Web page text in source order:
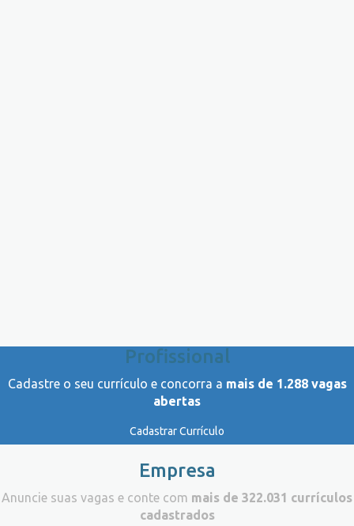
Profissional
Cadastre o seu currículo e concorra a mais de 1.288 vagas
abertas
Cadastrar Currículo
Empresa
Anuncie suas vagas e conte com mais de 322.031 currículos
cadastrados